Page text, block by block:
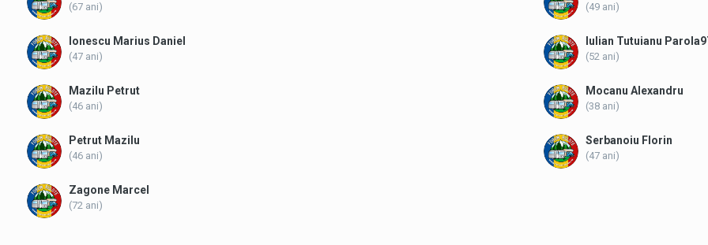
(67 ani) (49 ani)
Ionescu Marius Daniel
(47 ani)
Iulian Tutuianu
(52 ani)
Mazilu Petrut
(46 ani)
Mocanu Alexandru
(38 ani)
Petrut Mazilu
(46 ani)
Serbanoiu Florin
(47 ani)
Zagone Marcel
(72 ani)